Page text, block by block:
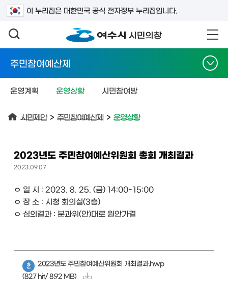
이 누리집은 대한민국 공식 전자정부 누리집입니다.
검색어를 입력하세요
주민참여예산제
운영계획 운영상황 시민참여방
시민제안 > 주민참여예산제 > 운영상황
2023년도 주민참여예산위원회 총회 개최결과
2023.09.07
ㅇ 일 시 : 2023. 8. 25. (금) 14:00~15:00
ㅇ 장 소 : 시청 회의실(3층)
ㅇ 심의결과 : 분과위(안)대로 원안가결
2023년도 주민참여예산위원회 개최결과.hwp
(827 hit/ 8.92 MB)